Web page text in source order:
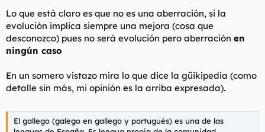
Lo que está claro es que no es una aberración, si la
evolución implica siempre una mejora (cosa que
desconozco) pues no será evolución pero aberración en
ningún caso
En un somero vistazo mira lo que dice la güikipedia (como
detalle sin más, mi opinión es la arriba expresada).
El gallego (galego en gallego y portugués) es una de las